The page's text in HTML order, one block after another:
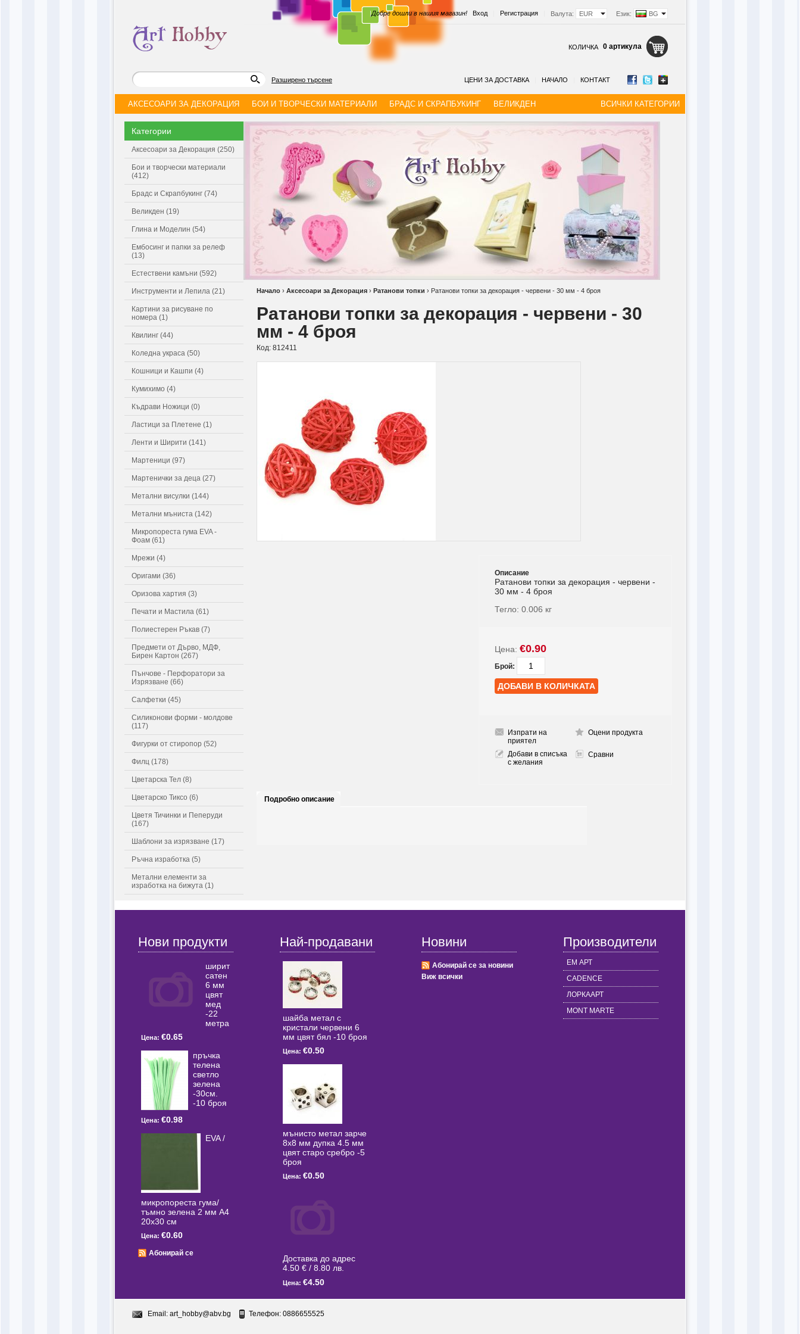
Език: BG
Валута: EUR
Вход Регистрация
Добре дошли в нашия магазин!
|
КОЛИЧКА 0 артикула
Разширено търсене ЦЕНИ ЗА ДОСТАВКА НАЧАЛО КОНТАКТ
АКСЕСОАРИ ЗА ДЕКОРАЦИЯ БОИ И ТВОРЧЕСКИ МАТЕРИАЛИ БРАДС И СКРАПБУКИНГ ВЕЛИКДЕН ВСИЧКИ КАТЕГОРИИ
Категории
Аксесоари за Декорация (250)
Бои и творчески материали
(412)
Брадс и Скрапбукинг (74)
Великден (19)
Глина и Моделин (54)
Ембосинг и папки за релеф
(13)
Естествени камъни (592)
Инструменти и Лепила (21)
Картини за рисуване по
номера (1)
Квилинг (44)
Коледна украса (50)
Кошници и Кашпи (4)
Кумихимо (4)
Къдрави Ножици (0)
Ластици за Плетене (1)
Ленти и Ширити (141)
Мартеници (97)
Мартенички за деца (27)
Метални висулки (144)
Метални мъниста (142)
Микропореста гума EVA -
Фоам (61)
Мрежи (4)
Оригами (36)
Оризова хартия (3)
Печати и Мастила (61)
Полиестерен Ръкав (7)
Предмети от Дърво, МДФ,
Бирен Картон (267)
Пънчове - Перфоратори за
Изрязване (66)
Салфетки (45)
Силиконови форми - молдове
(117)
Фигурки от стиропор (52)
Филц (178)
Цветарска Тел (8)
Цветарско Тиксо (6)
Цветя Тичинки и Пеперуди
(167)
Шаблони за изрязване (17)
Ръчна изработка (5)
Метални елементи за
изработка на бижута (1)
Начало › Аксесоари за Декорация › Ратанови топки › Ратанови топки за декорация - червени - 30 мм - 4 броя
Ратанови топки за декорация - червени - 30
мм - 4 броя
Код: 812411
Описание
Ратанови топки за декорация - червени -
30 мм - 4 броя
Тегло: 0.006 кг
Цена: €0.90
Брой:
Изпрати на
приятел
Оцени продукта
Добави в списъка
с желания
Сравни
Подробно описание
Нови продукти
ширит
сатен
6 мм
цвят
мед
-22
метра
Цена: €0.65
пръчка
телена
светлo
зелена
-30см.
-10 броя
Цена: €0.98
EVA /
микропореста гума/
тъмно зелена 2 мм А4
20x30 см
Цена: €0.60
Абонирай се
Най-продавани
шайба метал с
кристали червени 6
мм цвят бял -10 броя
Цена: €0.50
мънисто метал зарче
8x8 мм дупка 4.5 мм
цвят старо сребро -5
броя
Цена: €0.50
Доставка до адрес
4.50 € / 8.80 лв.
Цена: €4.50
Новини
Абонирай се за новини
Виж всички
Производители
ЕМ АРТ
CADENCE
ЛОРКААРТ
MONT MARTE
Email: art_hobby@abv.bg Телефон: 0886655525